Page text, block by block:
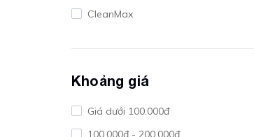
CleanMax
Khoảng giá
Giá dưới 100.000đ
100.000đ - 200.000đ